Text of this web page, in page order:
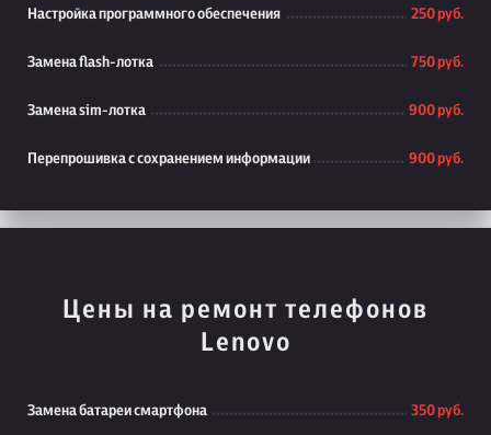
Настройка программного обеспечения 250 руб.
Замена flash-лотка 750 руб.
Замена sim-лотка 900 руб.
Перепрошивка с сохранением информации 900 руб.
Цены на ремонт телефонов
Lenovo
Замена батареи смартфона 350 руб.